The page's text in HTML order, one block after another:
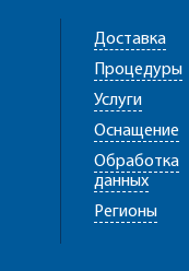
Доставка
Процедуры
Услуги
Оснащение
Обработка
данных
Регионы